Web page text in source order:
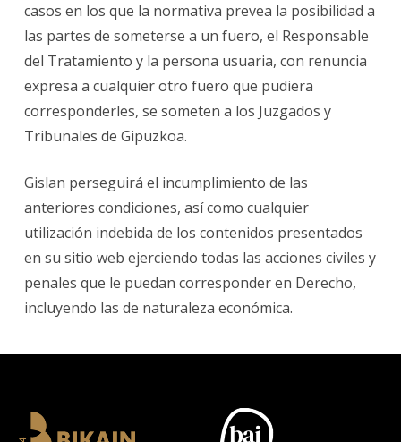
casos en los que la normativa prevea la posibilidad a
las partes de someterse a un fuero, el Responsable
del Tratamiento y la persona usuaria, con renuncia
expresa a cualquier otro fuero que pudiera
corresponderles, se someten a los Juzgados y
Tribunales de Gipuzkoa.
Gislan perseguirá el incumplimiento de las
anteriores condiciones, así como cualquier
utilización indebida de los contenidos presentados
en su sitio web ejerciendo todas las acciones civiles y
penales que le puedan corresponder en Derecho,
incluyendo las de naturaleza económica.